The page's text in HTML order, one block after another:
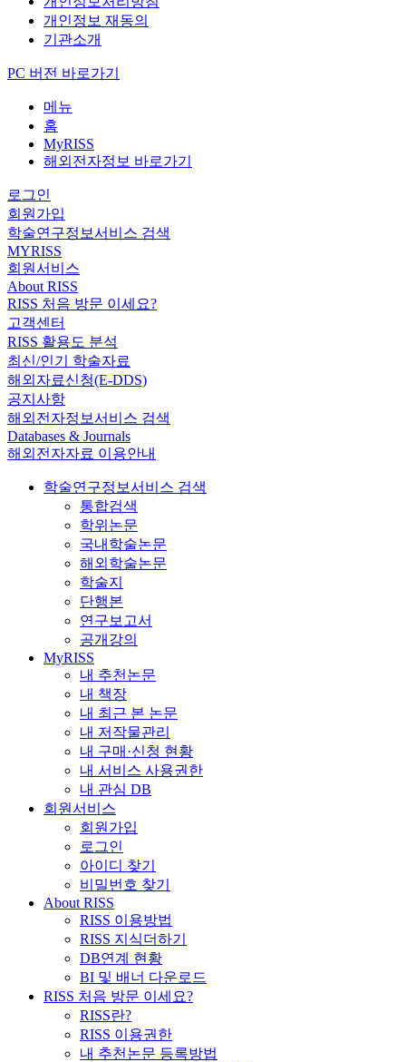
개인정보 재동의
기관소개
PC 버전 바로가기
메뉴
홈
MyRISS
해외전자정보 바로가기
로그인
회원가입
학술연구정보서비스 검색
MYRISS
회원서비스
About RISS
RISS 처음 방문 이세요?
고객센터
RISS 활용도 분석
최신/인기 학술자료
해외자료신청(E-DDS)
공지사항
해외전자정보서비스 검색
Databases & Journals
해외전자자료 이용안내
학술연구정보서비스 검색
통합검색
학위논문
국내학술논문
해외학술논문
학술지
단행본
연구보고서
공개강의
MyRISS
내 추천논문
내 책장
내 최근 본 논문
내 저작물관리
내 구매·신청 현황
내 서비스 사용권한
내 관심 DB
회원서비스
회원가입
로그인
아이디 찾기
비밀번호 찾기
About RISS
RISS 이용방법
RISS 지식더하기
DB연계 현황
BI 및 배너 다운로드
RISS 처음 방문 이세요?
RISS란?
RISS 이용권한
내 추천논문 등록방법